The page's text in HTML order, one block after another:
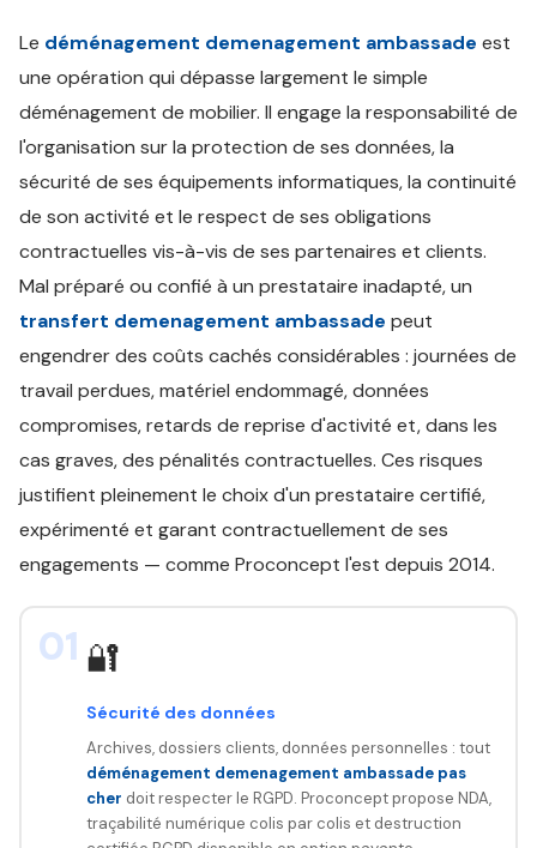
Le déménagement demenagement ambassade est
une opération qui dépasse largement le simple
déménagement de mobilier. Il engage la responsabilité de
l'organisation sur la protection de ses données, la
sécurité de ses équipements informatiques, la continuité
de son activité et le respect de ses obligations
contractuelles vis-à-vis de ses partenaires et clients.
Mal préparé ou confié à un prestataire inadapté, un
transfert demenagement ambassade peut
engendrer des coûts cachés considérables : journées de
travail perdues, matériel endommagé, données
compromises, retards de reprise d'activité et, dans les
cas graves, des pénalités contractuelles. Ces risques
justifient pleinement le choix d'un prestataire certifié,
expérimenté et garant contractuellement de ses
engagements — comme Proconcept l'est depuis 2014.
01 🔐
Sécurité des données
Archives, dossiers clients, données personnelles : tout
déménagement demenagement ambassade pas
cher doit respecter le RGPD. Proconcept propose NDA,
traçabilité numérique colis par colis et destruction